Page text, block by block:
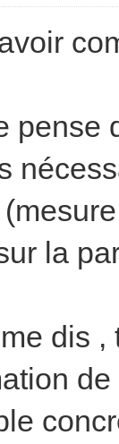
pense
la
dis